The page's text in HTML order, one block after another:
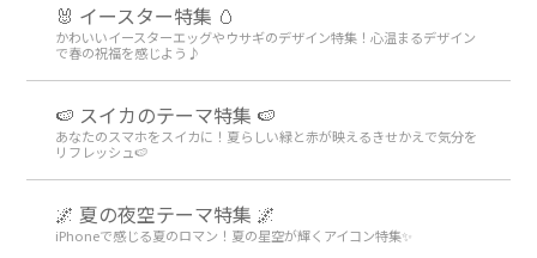
🐰 イースター特集 🥚
かわいいイースターエッグやウサギのデザイン特集！心温まるデザイン
で春の祝福を感じよう♪
🍉 スイカのテーマ特集 🍉
あなたのスマホをスイカに！夏らしい緑と赤が映えるきせかえで気分を
リフレッシュ🍉
🌌 夏の夜空テーマ特集 🌌
iPhoneで感じる夏のロマン！夏の星空が輝くアイコン特集✨